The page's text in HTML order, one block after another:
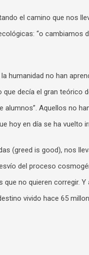
el camino que nos
“o cambiamos
humanidad no han
decía el gran teórico
alumnos”. Aquellos no
hoy en día se ha vuelto
(greed is good), nos
del proceso
no quieren corregir.
vivido hace 65